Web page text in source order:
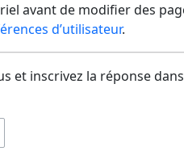
avant de modifier des
d’utilisateur.
et inscrivez la réponse